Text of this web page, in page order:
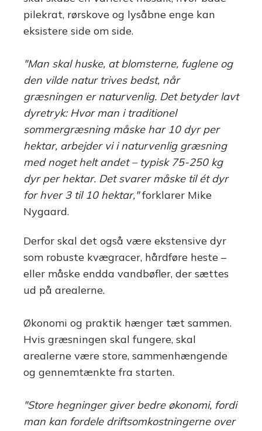
pilekrat, rørskove og lysåbne enge kan
eksistere side om side.
"Man skal huske, at blomsterne, fuglene og
den vilde natur trives bedst, når
græsningen er naturvenlig. Det betyder lavt
dyretryk: Hvor man i traditionel
sommergræsning måske har 10 dyr per
hektar, arbejder vi i naturvenlig græsning
med noget helt andet – typisk 75-250 kg
dyr per hektar. Det svarer måske til ét dyr
for hver 3 til 10 hektar,"forklarer Mike
Nygaard.
Derfor skal det også være ekstensive dyr
som robuste kvægracer, hårdføre heste –
eller måske endda vandbøfler, der sættes
ud på arealerne.
Økonomi og praktik hænger tæt sammen.
Hvis græsningen skal fungere, skal
arealerne være store, sammenhængende
og gennemtænkte fra starten.
"Store hegninger giver bedre økonomi, fordi
man kan fordele driftsomkostningerne over